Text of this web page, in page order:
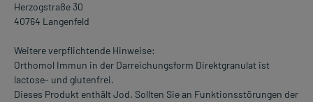
Herzogstraße 30
40764 Langenfeld
Weitere verpflichtende Hinweise:
Orthomol Immun in der Darreichungsform Direktgranulat ist
lactose- und glutenfrei.
Dieses Produkt enthält Jod. Sollten Sie an Funktionsstörungen der